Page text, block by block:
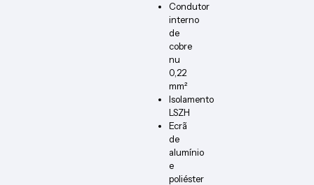
Condutor
interno
de
cobre
nu
0,22
mm²
Isolamento
LSZH
Ecrã
de
alumínio
e
poliéster